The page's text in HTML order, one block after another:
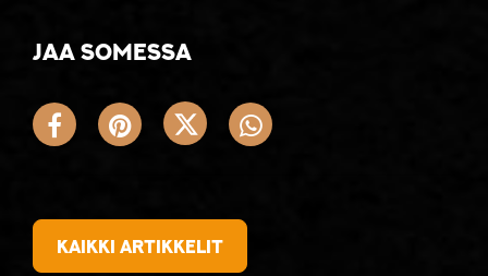
Jaa somessa
Kaikki artikkelit